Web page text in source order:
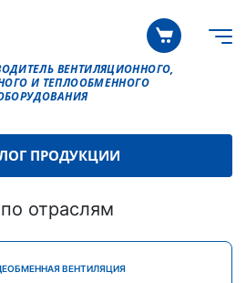
ВЕНТИЛЯЦИОННОГО,
И ТЕПЛООБМЕННОГО
ПРОДУКЦИИ
отраслям
ВЕНТИЛЯЦИЯ